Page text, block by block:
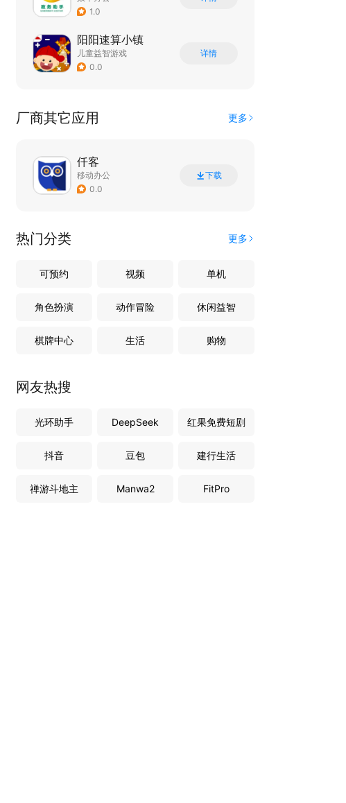
1.0
阳阳速算小镇
儿童益智游戏
0.0
详情
厂商其它应用 更多
仟客
移动办公
0.0
下载
热门分类 更多
可预约 视频 单机
角色扮演 动作冒险 休闲益智
棋牌中心 生活 购物
网友热搜
光环助手 DeepSeek 红果免费短剧
抖音 豆包 建行生活
禅游斗地主 Manwa2 FitPro